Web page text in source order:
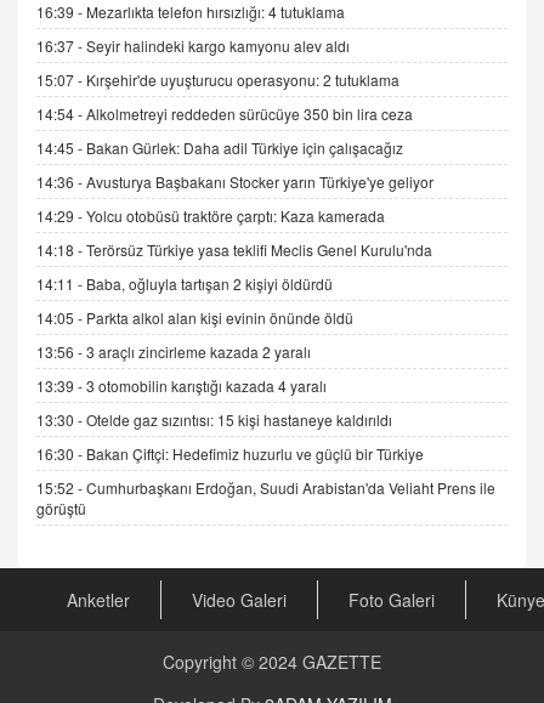
İNCİ GÜL AKÖL
Trump Keşke Adana'yı da Ziyaret Etse...
06.07.2026 13:00
ADEM AKÖL
Esed Destekçilerinin Yüzüne Vurulan Şamar:
Sednaya
11.12.2024 12:30
DR. EKREM ASLAN
Gerçek Ne, Algı Ne? "Beraber Yürüyoruz"
Cümlesinin Peşinden
19.07.2025 12:45
GÖNÜL MENEKŞE
Şifacının Yolu
04.11.2025 12:56
AV. RÜMEYSA ÖZKALE
Arabulucuya Başvuru Şartı
23.09.2023 16:30
Değişen yapısıyla Suriye
16:39 - Mezarlıkta telefon hırsızlığı: 4 tutuklama
16:37 -Seyir halindeki kargo kamyonu alev aldı
15:07 - Kırşehir'de uyuşturucu operasyonu: 2 tutuklama
14:54 -Alkolmetreyi reddeden sürücüye 350 bin lira ceza
14:45 - Bakan Gürlek: Daha adil Türkiye için çalışacağız
14:36 -Avusturya Başbakanı Stocker yarın Türkiye'ye geliyor
14:29 -Yolcu otobüsü traktöre çarptı: Kaza kamerada
14:18 -Terörsüz Türkiye yasa teklifi Meclis Genel Kurulu'nda
14:11 - Baba, oğluyla tartışan 2 kişiyi öldürdü
14:05 - Parkta alkol alan kişi evinin önünde öldü
13:56 -3 araçlı zincirleme kazada 2 yaralı
13:39 -3 otomobilin karıştığı kazada 4 yaralı
13:30 -Otelde gaz sızıntısı: 15 kişi hastaneye kaldırıldı
16:30 - Bakan Çiftçi: Hedefimiz huzurlu ve güçlü bir Türkiye
15:52 -Cumhurbaşkanı Erdoğan, Suudi Arabistan'da Veliaht Prens ile
görüştü
Anketler Video Galeri Foto Galeri Künye
Copyright © 2024 GAZETTE